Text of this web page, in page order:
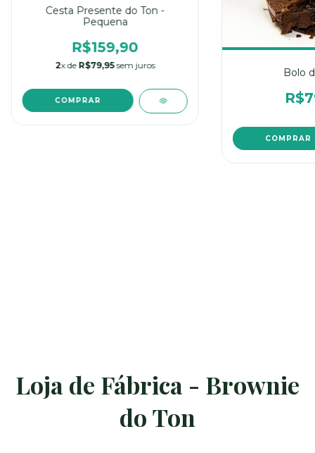
Cesta Presente do Ton -
Pequena
R$159,90
2x de R$79,95sem juros
COMPRAR
Bolo
COMPRAR
Loja de Fábrica - Brownie
do Ton